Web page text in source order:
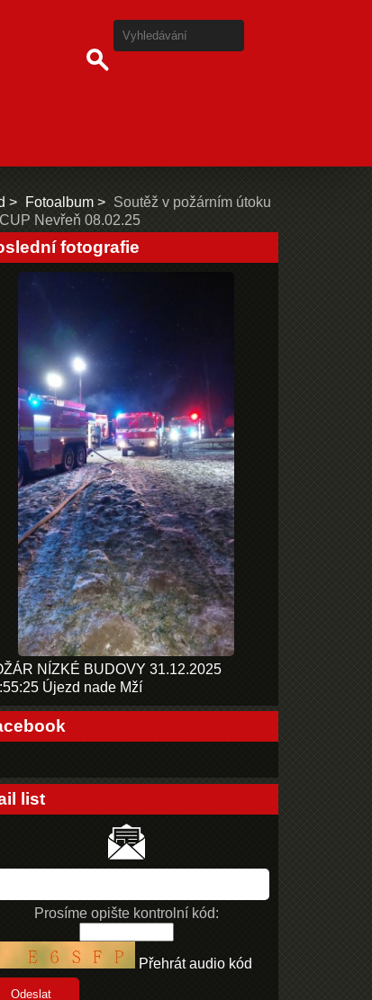
Fotoalbum
Soutěž v požárním útoku
Nevřeň 08.02.25
fotografie
NÍZKÉ BUDOVY 31.12.2025
Újezd nade Mží
list
Prosíme opište kontrolní kód:
Přehrát audio kód